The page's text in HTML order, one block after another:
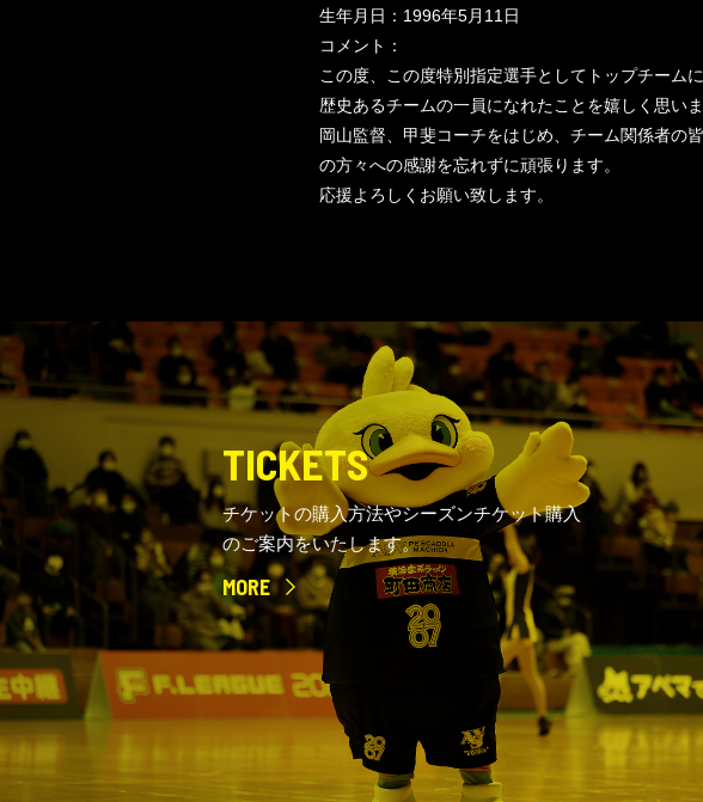
生年月日：1996年5月11日
コメント：
この度、この度特別指定選手としてトップチーム
歴史あるチームの一員になれたことを嬉しく思いま
岡山監督、甲斐コーチをはじめ、チーム関係者の
の方々への感謝を忘れずに頑張ります。
応援よろしくお願い致します。
TICKETS
チケットの購入方法やシーズンチケット購入
のご案内をいたします。
MORE